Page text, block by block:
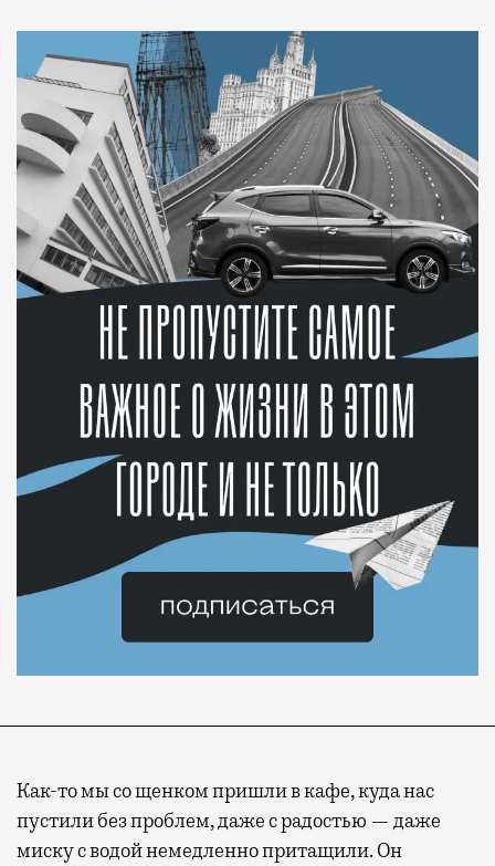
Как-то мы со щенком пришли в кафе, куда нас
пустили без проблем, даже с радостью — даже
миску с водой немедленно притащили. Он